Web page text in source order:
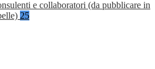
e collaboratori (da pubblicare in
25